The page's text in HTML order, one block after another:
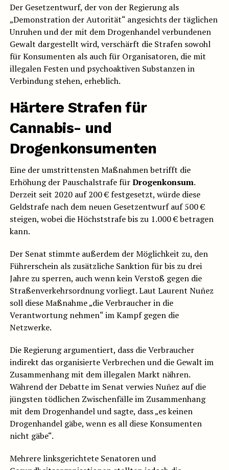
Der Gesetzentwurf, der von der Regierung als
„Demonstration der Autorität“ angesichts der täglichen
Unruhen und der mit dem Drogenhandel verbundenen
Gewalt dargestellt wird, verschärft die Strafen sowohl
für Konsumenten als auch für Organisatoren, die mit
illegalen Festen und psychoaktiven Substanzen in
Verbindung stehen, erheblich.
Härtere Strafen für
Cannabis- und
Drogenkonsumenten
Eine der umstrittensten Maßnahmen betrifft die
Erhöhung der Pauschalstrafe fürDrogenkonsum.
Derzeit seit 2020 auf 200 € festgesetzt, würde diese
Geldstrafe nach dem neuen Gesetzentwurf auf 500 €
steigen, wobei die Höchststrafe bis zu 1.000 € betragen
kann.
Der Senat stimmte außerdem der Möglichkeit zu, den
Führerschein als zusätzliche Sanktion für bis zu drei
Jahre zu sperren, auch wenn kein Verstoß gegen die
Straßenverkehrsordnung vorliegt. Laut Laurent Nuñez
soll diese Maßnahme „die Verbraucher in die
Verantwortung nehmen“ im Kampf gegen die
Netzwerke.
Die Regierung argumentiert, dass die Verbraucher
indirekt das organisierte Verbrechen und die Gewalt im
Zusammenhang mit dem illegalen Markt nähren.
Während der Debatte im Senat verwies Nuñez auf die
jüngsten tödlichen Zwischenfälle im Zusammenhang
mit dem Drogenhandel und sagte, dass „es keinen
Drogenhandel gäbe, wenn es all diese Konsumenten
nicht gäbe“.
Mehrere linksgerichtete Senatoren und